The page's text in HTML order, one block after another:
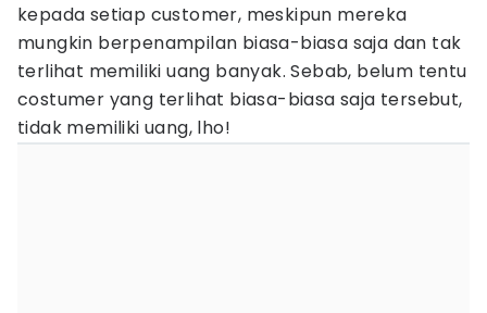
kepada setiap customer, meskipun mereka
mungkin berpenampilan biasa-biasa saja dan tak
terlihat memiliki uang banyak. Sebab, belum tentu
costumer yang terlihat biasa-biasa saja tersebut,
tidak memiliki uang, lho!